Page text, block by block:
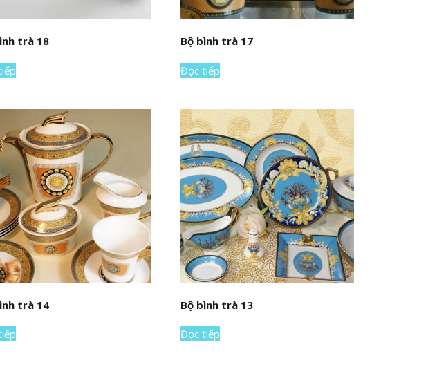
trà 18 Bộ bình trà 17
Đọc tiếp
trà 14 Bộ bình trà 13
Đọc tiếp